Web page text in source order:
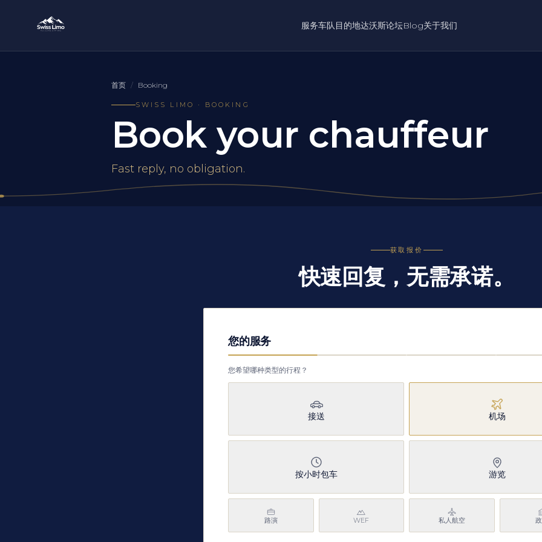
服务车队目的地达沃斯论坛Blog关于我们
首页 / Booking
SWISS LIMO · BOOKING
Book your chauffeur
Fast reply, no obligation.
获取报价
快速回复，无需承诺。
您的服务
您希望哪种类型的行程？
接送 机场
按小时包车 游览
路演 WEF 私人航空